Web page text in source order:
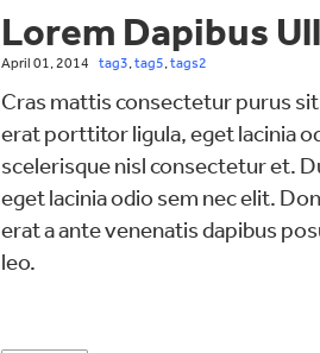
Lorem Dapibus
April 01, 2014 tag3,tag5,tags2
Cras mattis consectetur purus
erat porttitor ligula, eget lacinia
scelerisque nisl consectetur et.
eget lacinia odio sem nec elit.
erat a ante venenatis dapibus
leo.